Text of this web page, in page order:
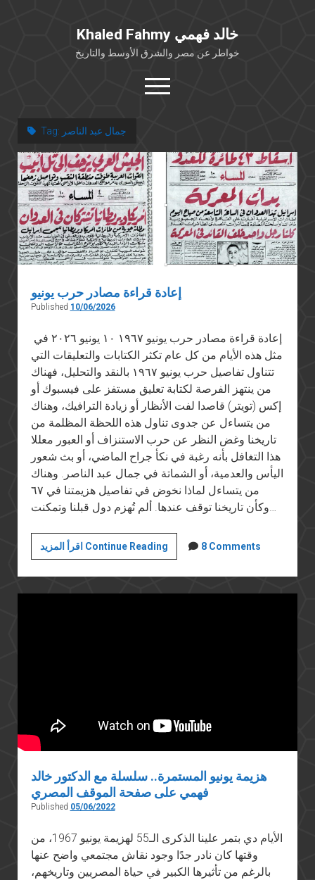
Khaled Fahmy خالد فهمي
خواطر عن مصر والشرق الأوسط والتاريخ
open
menu
خلفية شخصية
كتابات أكاديمية
مقالات صحافية
بوستات من فيسبوك
مقابلات في الإعلام
Tag: جمال عبد الناصر
إعادة قراءة مصادر حرب يونيو
Published 10/06/2026
مثل هذه الأيام من كل عام تكثر الكتابات والتعليقات التي
تتناول تفاصيل حرب يونيو ١٩٦٧ بالنقد والتحليل، فهناك
من ينتهز الفرصة لكتابة تعليق مستفز على فيسبوك أو
إكس (تويتر) قاصدا لفت الأنظار أو زيادة الترافيك، وهناك
من يتساءل عن جدوى تناول هذه اللحظة المظلمة من
تاريخنا وغض النظر عن حرب الاستنزاف أو العبور معللا
هذا التغافل بأنه رغبة في نكأ جراح الماضي، أو بث شعور
اليأس والعدمية، أو الشماتة في جمال عبد الناصر. وهناك
من يتساءل لماذا نخوض في تفاصيل هزيمتنا في ٦٧
وكأن تاريخنا توقف عندها. ألم تُهزم دول قبلنا وتمكنت…
اقرأ المزيد Continue Readingإعادة
قراءة
مصادر
حرب
8 Comments
هزيمة يونيو المستمرة.. سلسلة مع الدكتور خالد
فهمي على صفحة الموقف المصري
Published 05/06/2022
الأيام دي بتمر علينا الذكرى الـ55 لهزيمة يونيو 1967، من
وقتها كان نادر جدًا وجود نقاش مجتمعي واضح عنها
بالرغم من تأثيرها الكبير في حياة المصريين وتاريخهم،